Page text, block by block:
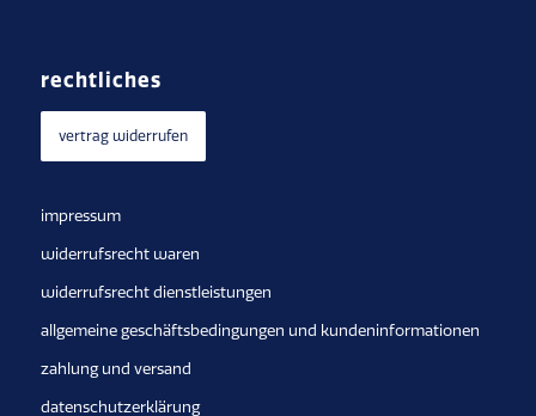
rechtliches
vertrag widerrufen
impressum
widerrufsrecht waren
widerrufsrecht dienstleistungen
allgemeine geschäftsbedingungen und kundeninformationen
zahlung und versand
datenschutzerklärung